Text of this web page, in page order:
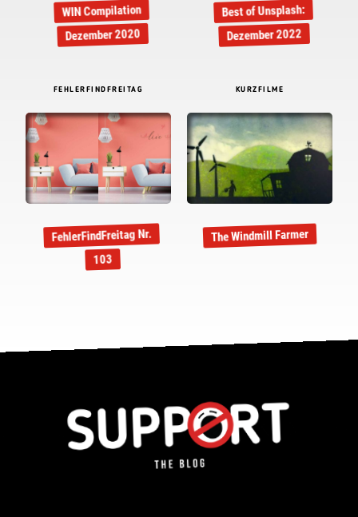
WIN Compilation
Dezember 2020
Best of Unsplash:
Dezember 2022
FEHLERFINDFREITAG
FehlerFindFreitag Nr.
103
KURZFILME
The Windmill Farmer